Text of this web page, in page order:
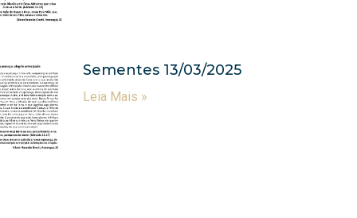
Sementes 13/03/2025
Leia Mais »